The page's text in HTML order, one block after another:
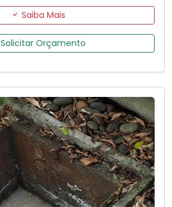
Saiba Mais
Solicitar Orçamento